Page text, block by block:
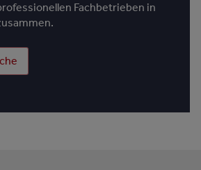
Fachbetrieben in